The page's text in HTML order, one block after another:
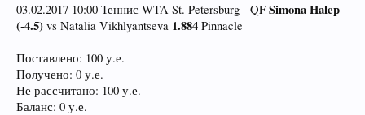
03.02.2017 10:00 Теннис WTA St. Petersburg - QF Simona Halep
(-4.5) vs Natalia Vikhlyantseva 1.884 Pinnacle
Поставлено: 100 у.е.
Получено: 0 у.е.
Не рассчитано: 100 у.е.
Баланс: 0 у.е.